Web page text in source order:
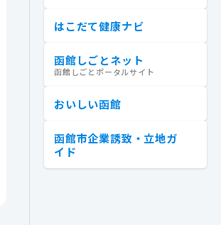
はこだて健康ナビ
函館しごとネット
函館しごとポータルサイト
おいしい函館
函館市企業誘致・立地ガ
イド